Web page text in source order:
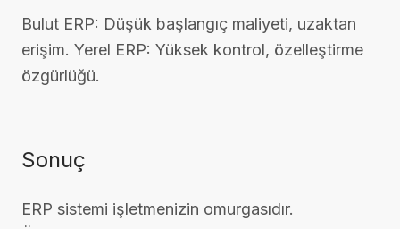
Bulut ERP: Düşük başlangıç maliyeti, uzaktan
erişim. Yerel ERP: Yüksek kontrol, özelleştirme
özgürlüğü.
Sonuç
ERP sistemi işletmenizin omurgasıdır.